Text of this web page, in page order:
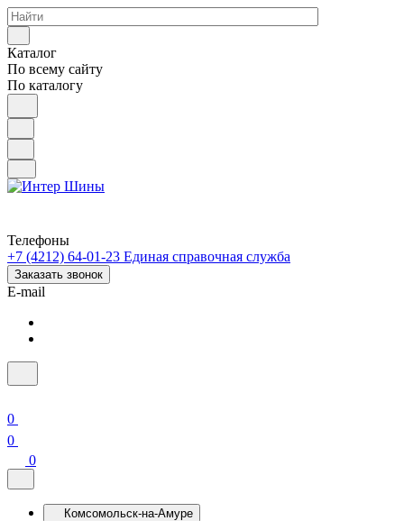
Каталог
По всему сайту
По каталогу
Телефоны
+7 (4212) 64-01-23 Единая справочная служба
Заказать звонок
E-mail
0
0
0
Комсомольск-на-Амуре